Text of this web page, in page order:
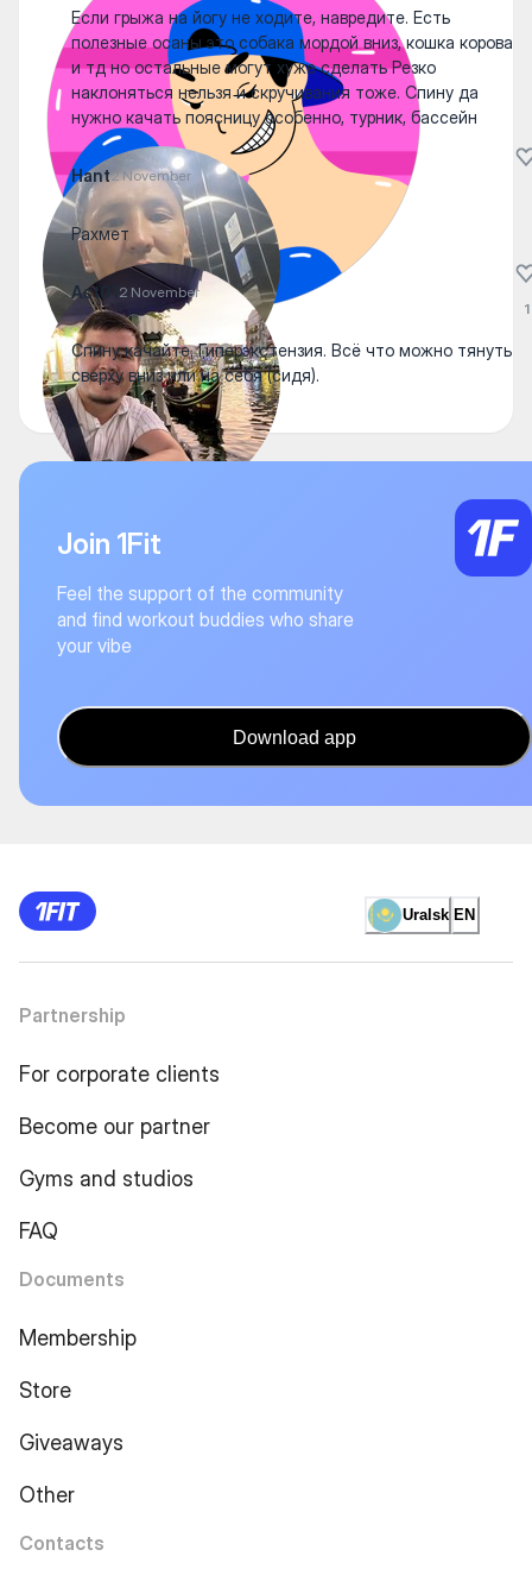
Если грыжа на йогу не ходите, навредите. Есть
полезные осаны это собака мордой вниз, кошка корова
и тд но остальные могут хуже сделать Резко
наклоняться нельзя и скручивания тоже. Спину да
нужно качать поясницу особенно, турник, бассейн
Hant2 November
Рахмет
Ast01 2 November
Спину качайте. Гиперэкстензия. Всё что можно тянуть
сверху вниз или на себя (сидя).
1
Join 1Fit
Feel the support of the community
and find workout buddies who share
your vibe
Download app
Uralsk EN
Partnership
For corporate clients
Become our partner
Gyms and studios
FAQ
Documents
Membership
Store
Giveaways
Other
Contacts